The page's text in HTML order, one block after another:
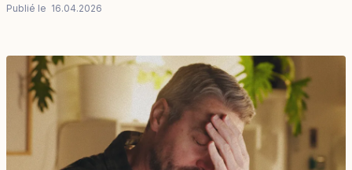
Publié le 16.04.2026